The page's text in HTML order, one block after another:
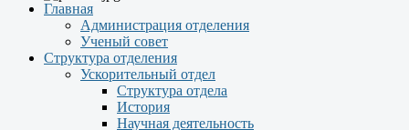
Главная
Администрация отделения
Ученый совет
Структура отделения
Ускорительный отдел
Структура отдела
История
Научная деятельность